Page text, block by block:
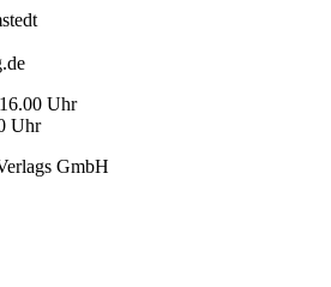
Uhr
Uhr
GmbH